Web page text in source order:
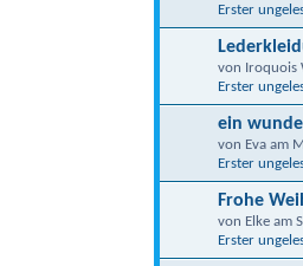
Erster
von Iroquois
Erster
ein
von Eva am
Erster
Frohe
von Elke am
Erster